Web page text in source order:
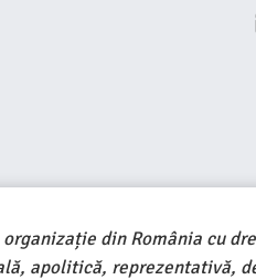
din România cu
apolitică, reprezentativă,